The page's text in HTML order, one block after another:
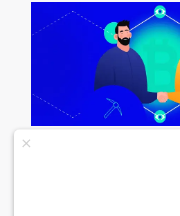
تعداد تراکنش‌ها در واحد زمان